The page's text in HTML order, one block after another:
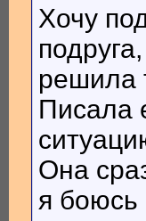
Хочу
решила
Писала
Она
я боюсь